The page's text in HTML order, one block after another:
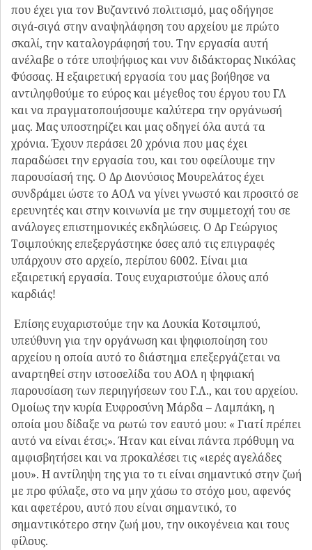
που έχει για τον Βυζαντινό πολιτισμό, μας οδήγησε
σιγά-σιγά στην αναψηλάφηση του αρχείου με πρώτο
σκαλί, την καταλογράφησή του. Την εργασία αυτή
ανέλαβε ο τότε υποψήφιος και νυν διδάκτορας Νικόλας
Φύσσας. Η εξαιρετική εργασία του μας βοήθησε να
αντιληφθούμε το εύρος και μέγεθος του έργου του ΓΛ
και να πραγματοποιήσουμε καλύτερα την οργάνωσή
μας. Μας υποστηρίζει και μας οδηγεί όλα αυτά τα
χρόνια. Έχουν περάσει 20 χρόνια που μας έχει
παραδώσει την εργασία του, και του οφείλουμε την
παρουσίασή της. Ο Δρ Διονύσιος Μουρελάτος έχει
συνδράμει ώστε το ΑΟΛ να γίνει γνωστό και προσιτό σε
ερευνητές και στην κοινωνία με την συμμετοχή του σε
ανάλογες επιστημονικές εκδηλώσεις. Ο Δρ Γεώργιος
Τσιμπούκης επεξεργάστηκε όσες από τις επιγραφές
υπάρχουν στο αρχείο, περίπου 6002. Είναι μια
εξαιρετική εργασία. Τους ευχαριστούμε όλους από
καρδιάς!
Επίσης ευχαριστούμε την κα Λουκία Κοτσιμπού,
υπεύθυνη για την οργάνωση και ψηφιοποίηση του
αρχείου η οποία αυτό το διάστημα επεξεργάζεται να
αναρτηθεί στην ιστοσελίδα του ΑΟΛ η ψηφιακή
παρουσίαση των περιηγήσεων του Γ.Λ., και του αρχείου.
Ομοίως την κυρία Ευφροσύνη Μάρδα – Λαμπάκη, η
οποία μου δίδαξε να ρωτώ τον εαυτό μου: « Γιατί πρέπει
αυτό να είναι έτσι;». Ήταν και είναι πάντα πρόθυμη να
αμφισβητήσει και να προκαλέσει τις «ιερές αγελάδες
μου». Η αντίληψη της για το τι είναι σημαντικό στην ζωή
με προ φύλαξε, στο να μην χάσω το στόχο μου, αφενός
και αφετέρου, αυτό που είναι σημαντικό, το
σημαντικότερο στην ζωή μου, την οικογένεια και τους
φίλους.